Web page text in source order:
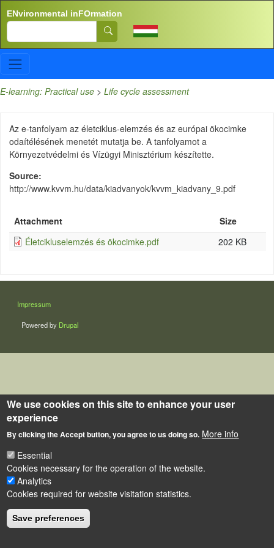
ENvironmental inFOrmation
Search
E-learning: Practical use > Life cycle assessment
Az e-tanfolyam az életciklus-elemzés és az európai ökocimke
odaítélésének menetét mutatja be. A tanfolyamot a
Környezetvédelmi és Vízügyi Minisztérium készítette.
Source
http://www.kvvm.hu/data/kiadvanyok/kvvm_kiadvany_9.pdf
Attachment
Size
Életcikluselemzés és ökocimke.pdf
202 KB
LÁBLÉC
Impressum
Powered by Drupal
We use cookies on this site to enhance your user
experience
By clicking the Accept button, you agree to us doing so. More info
Essential
Cookies necessary for the operation of the website.
Analytics
Cookies required for website visitation statistics.
Save preferences